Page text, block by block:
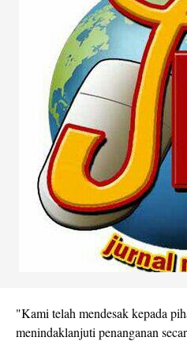
"Kami telah mendesak kepada
menindaklanjuti penanganan